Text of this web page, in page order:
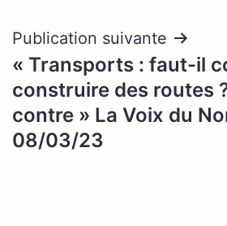
Publication suivante
« Transports : faut-il
construire des routes
contre » La Voix du
08/03/23